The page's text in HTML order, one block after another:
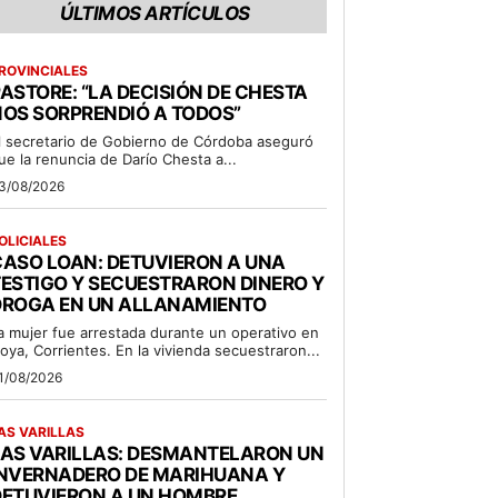
ÚLTIMOS ARTÍCULOS
“LA DECISIÓN DE CHESTA
SORPRENDIÓ A TODOS”
secretario de Gobierno de Córdoba aseguró
la renuncia de Darío Chesta a...
08/2026
LOAN: DETUVIERON A UNA
Y SECUESTRARON DINERO Y
EN UN ALLANAMIENTO
mujer fue arrestada durante un operativo en
Corrientes. En la vivienda secuestraron...
08/2026
VARILLAS
VARILLAS: DESMANTELARON UN
DE MARIHUANA Y